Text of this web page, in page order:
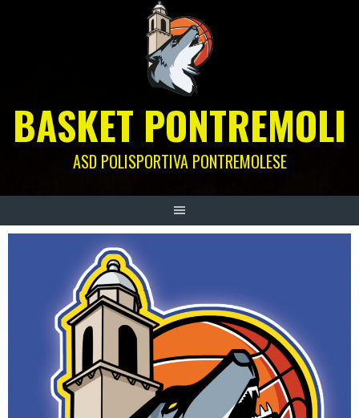
BASKET PONTREMOLI
ASD POLISPORTIVA PONTREMOLESE